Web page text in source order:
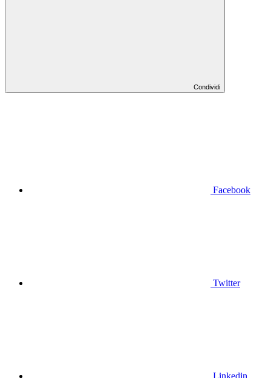
Condividi
Facebook
Twitter